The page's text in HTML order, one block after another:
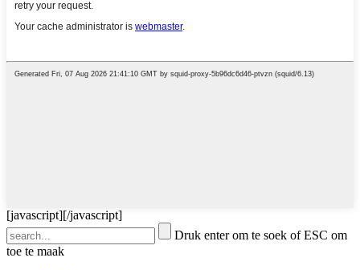
[javascript][/javascript]
Druk enter om te soek of ESC om
toe te maak